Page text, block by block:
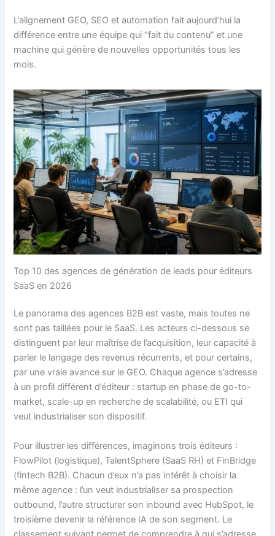
L’alignement GEO, SEO et automation fait aujourd’hui la
différence entre une équipe qui “fait du contenu” et une
machine qui génère de nouvelles opportunités tous les
mois.
Top 10 des agences de génération de leads pour éditeurs
SaaS en 2026
Le panorama des agences B2B est vaste, mais toutes ne
sont pas taillées pour le SaaS. Les acteurs ci-dessous se
distinguent par leur maîtrise de l’acquisition, leur capacité à
parler le langage des revenus récurrents, et pour certains,
par une vraie avance sur le GEO. Chaque agence s’adresse
à un profil différent d’éditeur : startup en phase de go-to-
market, scale-up en recherche de scalabilité, ou ETI qui
veut industrialiser son dispositif.
Pour illustrer les différences, imaginons trois éditeurs :
FlowPilot (logistique), TalentSphere (SaaS RH) et FinBridge
(fintech B2B). Chacun d’eux n’a pas intérêt à choisir la
même agence : l’un veut industrialiser sa prospection
outbound, l’autre structurer son inbound avec HubSpot, le
troisième devenir la référence IA de son segment. Le